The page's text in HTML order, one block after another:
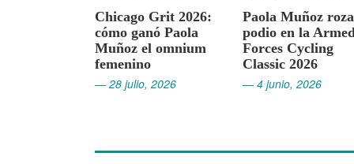
Paola Muñoz roza el
podio en la Armed
Forces Cycling
Classic 2026
— 4 junio, 2026
de Ciclismo
2026: Chile
el tercer lugar